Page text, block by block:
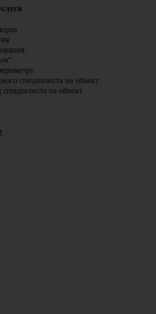
специалиста на объект
специалиста на объект